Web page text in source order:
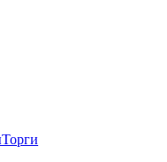
Торги